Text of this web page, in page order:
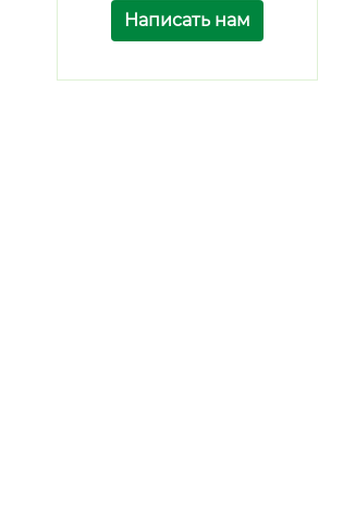
Написать нам